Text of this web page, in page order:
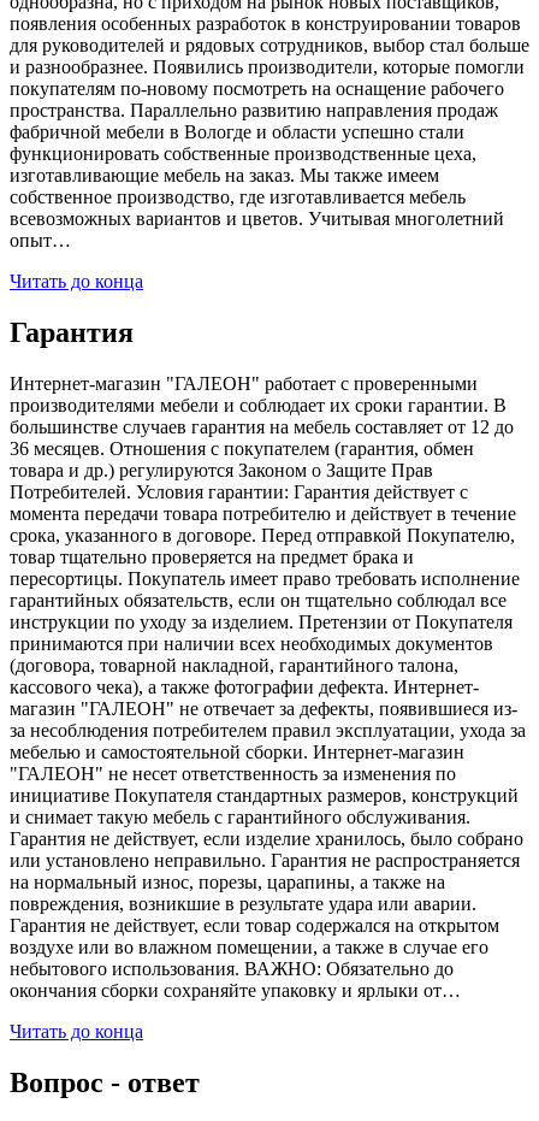
появления особенных разработок в конструировании товаров
для руководителей и рядовых сотрудников, выбор стал больше
и разнообразнее. Появились производители, которые помогли
покупателям по-новому посмотреть на оснащение рабочего
пространства. Параллельно развитию направления продаж
фабричной мебели в Вологде и области успешно стали
функционировать собственные производственные цеха,
изготавливающие мебель на заказ. Мы также имеем
собственное производство, где изготавливается мебель
всевозможных вариантов и цветов. Учитывая многолетний
опыт…
Читать до конца
Гарантия
Интернет-магазин "ГАЛЕОН" работает с проверенными
производителями мебели и соблюдает их сроки гарантии. В
большинстве случаев гарантия на мебель составляет от 12 до
36 месяцев. Отношения с покупателем (гарантия, обмен
товара и др.) регулируются Законом о Защите Прав
Потребителей. Условия гарантии: Гарантия действует с
момента передачи товара потребителю и действует в течение
срока, указанного в договоре. Перед отправкой Покупателю,
товар тщательно проверяется на предмет брака и
пересортицы. Покупатель имеет право требовать исполнение
гарантийных обязательств, если он тщательно соблюдал все
инструкции по уходу за изделием. Претензии от Покупателя
принимаются при наличии всех необходимых документов
(договора, товарной накладной, гарантийного талона,
кассового чека), а также фотографии дефекта. Интернет-
магазин "ГАЛЕОН" не отвечает за дефекты, появившиеся из-
за несоблюдения потребителем правил эксплуатации, ухода за
мебелью и самостоятельной сборки. Интернет-магазин
"ГАЛЕОН" не несет ответственность за изменения по
инициативе Покупателя стандартных размеров, конструкций
и снимает такую мебель с гарантийного обслуживания.
Гарантия не действует, если изделие хранилось, было собрано
или установлено неправильно. Гарантия не распространяется
на нормальный износ, порезы, царапины, а также на
повреждения, возникшие в результате удара или аварии.
Гарантия не действует, если товар содержался на открытом
воздухе или во влажном помещении, а также в случае его
небытового использования. ВАЖНО: Обязательно до
окончания сборки сохраняйте упаковку и ярлыки от…
Читать до конца
Вопрос - ответ